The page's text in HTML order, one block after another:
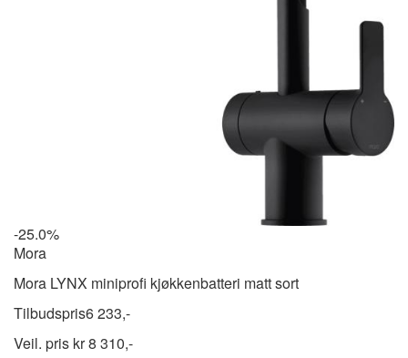
-25.0%
Mora
Mora LYNX miniprofi kjøkkenbatteri matt sort
Tilbudspris6 233,-
Veil. pris kr8 310,-